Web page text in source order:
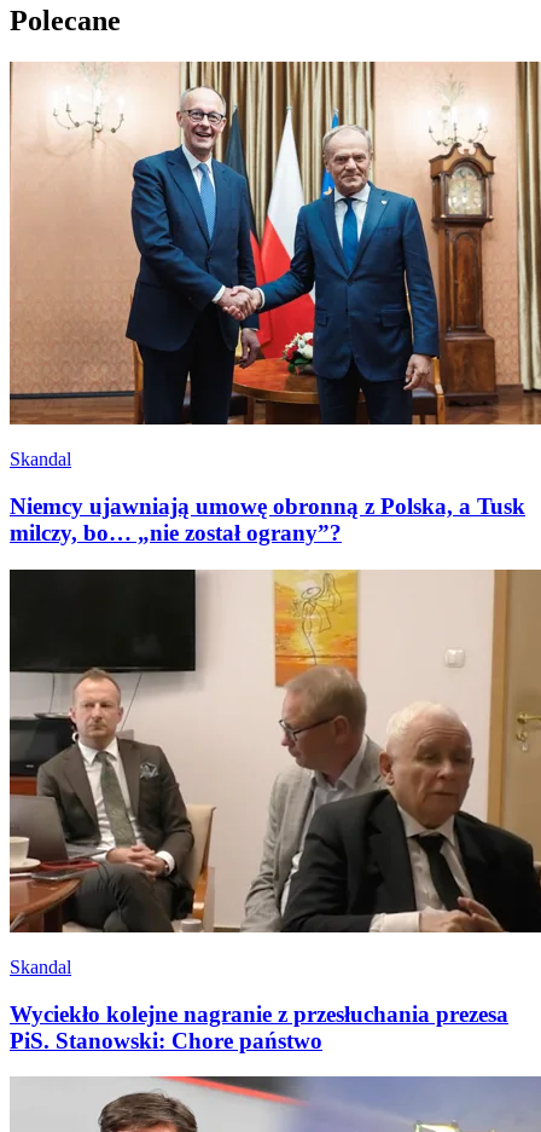
Polecane
Skandal
Niemcy ujawniają umowę obronną z Polska, a Tusk
milczy, bo… „nie został ograny”?
Skandal
Wyciekło kolejne nagranie z przesłuchania prezesa
PiS. Stanowski: Chore państwo